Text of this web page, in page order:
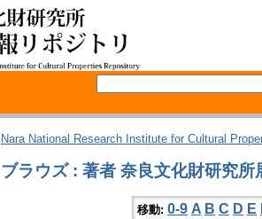
Nara National Research Institute for Cultural
ブラウズ : 著者 奈良文化財研究所
移動: 0-9 A B C D E